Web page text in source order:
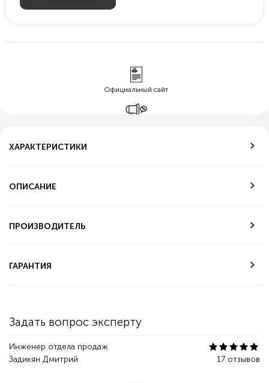
Официальный сайт
Задать вопрос эксперту
Инженер отдела продаж
Задикян Дмитрий
17 отзывов
ХАРАКТЕРИСТИКИ
ОПИСАНИЕ
ПРОИЗВОДИТЕЛЬ
ГАРАНТИЯ